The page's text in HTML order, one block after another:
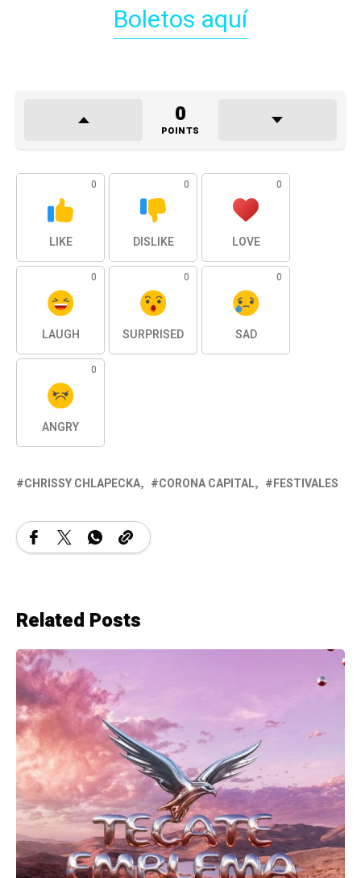
Boletos aquí
0
POINTS
0
LIKE
0
DISLIKE
0
LOVE
0
LAUGH
0
SURPRISED
0
SAD
0
ANGRY
CHRISSY CHLAPECKA CORONA CAPITAL FESTIVALES
Related Posts